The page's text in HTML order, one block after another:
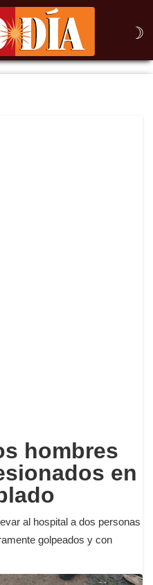
☽
hombres
en
al hospital a dos personas
golpeados y con